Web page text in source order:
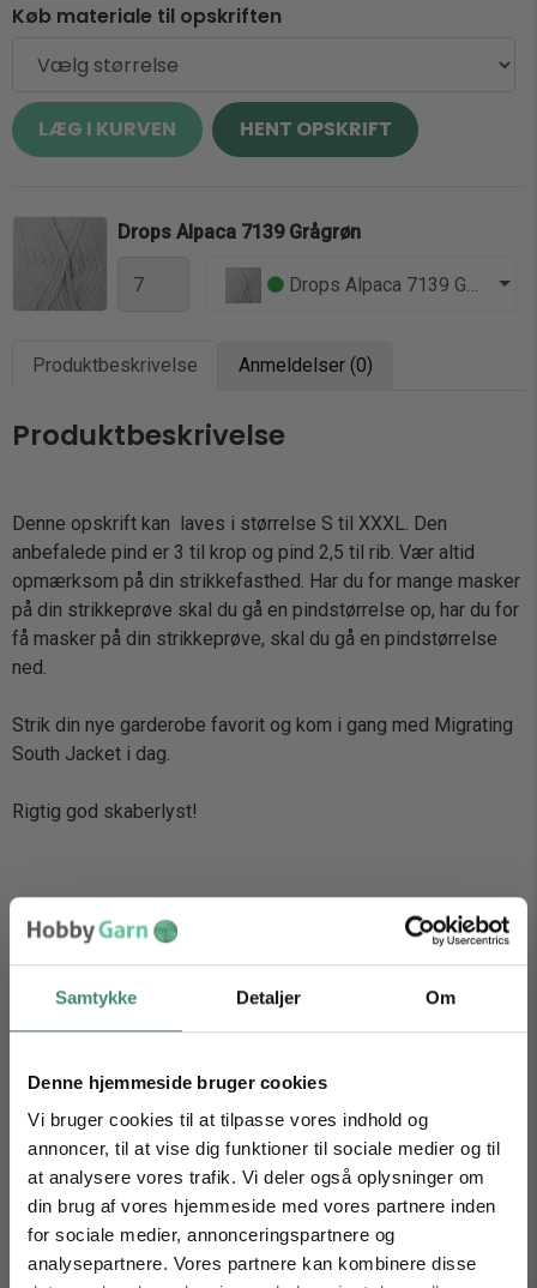
Samtykke Detaljer Om
Denne hjemmeside bruger cookies
Vi bruger cookies til at tilpasse vores indhold og
annoncer, til at vise dig funktioner til sociale medier og til
at analysere vores trafik. Vi deler også oplysninger om
din brug af vores hjemmeside med vores partnere inden
for sociale medier, annonceringspartnere og
analysepartnere. Vores partnere kan kombinere disse
Find inspiration
Se alle Drops Alpaca Opskrifter her
Køb materiale til opskriften
HENT OPSKRIFT
Drops Alpaca 7139 Grågrøn
Drops Alpaca 7139 Grågrøn
Produktbeskrivelse Anmeldelser (0)
Produktbeskrivelse
Denne opskrift kan laves i størrelse S til XXXL. Den
anbefalede pind er 3 til krop og pind 2,5 til rib. Vær altid
opmærksom på din strikkefasthed. Har du for mange masker
på din strikkeprøve skal du gå en pindstørrelse op, har du for
få masker på din strikkeprøve, skal du gå en pindstørrelse
ned.
Strik din nye garderobe favorit og kom i gang med Migrating
South Jacket i dag.
Rigtig god skaberlyst!